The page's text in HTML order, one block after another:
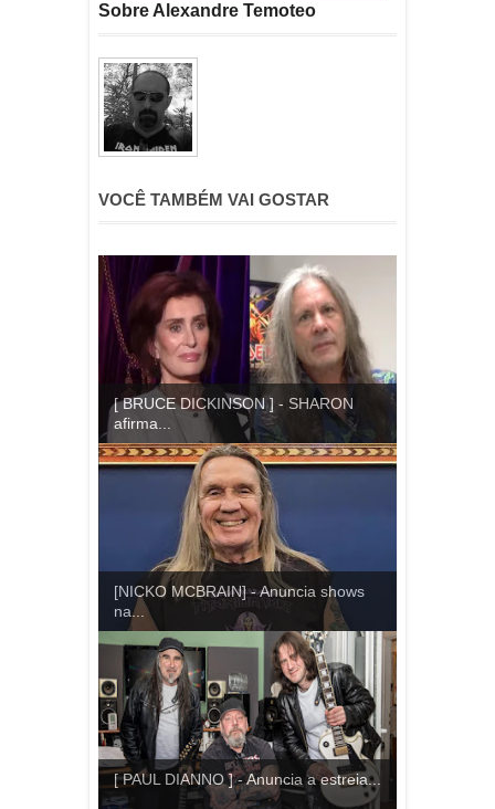
Sobre Alexandre Temoteo
VOCÊ TAMBÉM VAI GOSTAR
[ BRUCE DICKINSON ] - SHARON
afirma...
[NICKO MCBRAIN] - Anuncia shows
na...
[ PAUL DIANNO ] - Anuncia a estreia...